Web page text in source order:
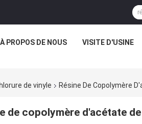
À PROPOS DE NOUS VISITE D'USINE
de vinyle Résine De Copolymère
de copolymère d'acétate